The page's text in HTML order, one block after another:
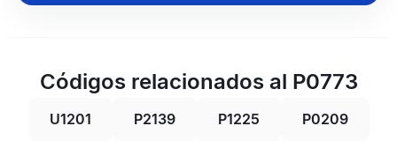
Códigos relacionados al P0773
U1201 P2139 P1225 P0209